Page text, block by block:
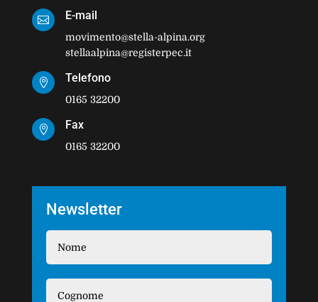
 E-mail
movimento@stella-alpina.org
stellaalpina@registerpec.it
 Telefono
0165 32200
 Fax
0165 32200
Newsletter